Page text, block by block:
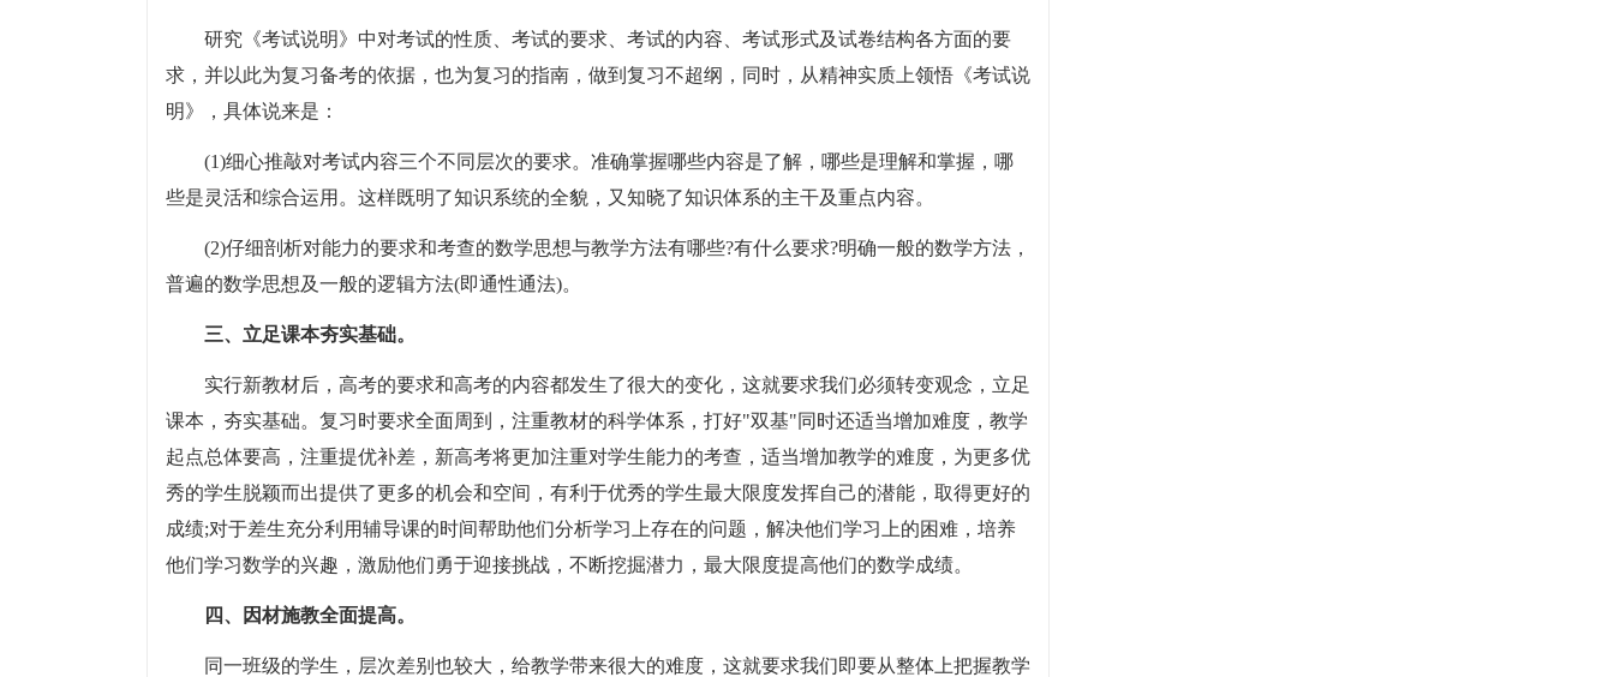
研究《考试说明》中对考试的性质、考试的要求、考试的内容、考试形式及试卷结构各方面的要
求，并以此为复习备考的依据，也为复习的指南，做到复习不超纲，同时，从精神实质上领悟《考试说
明》，具体说来是：
(1)细心推敲对考试内容三个不同层次的要求。准确掌握哪些内容是了解，哪些是理解和掌握，哪
些是灵活和综合运用。这样既明了知识系统的全貌，又知晓了知识体系的主干及重点内容。
(2)仔细剖析对能力的要求和考查的数学思想与教学方法有哪些?有什么要求?明确一般的数学方法，
普遍的数学思想及一般的逻辑方法(即通性通法)。
三、立足课本夯实基础。
实行新教材后，高考的要求和高考的内容都发生了很大的变化，这就要求我们必须转变观念，立足
课本，夯实基础。复习时要求全面周到，注重教材的科学体系，打好"双基"同时还适当增加难度，教学
起点总体要高，注重提优补差，新高考将更加注重对学生能力的考查，适当增加教学的难度，为更多优
秀的学生脱颖而出提供了更多的机会和空间，有利于优秀的学生最大限度发挥自己的潜能，取得更好的
成绩;对于差生充分利用辅导课的时间帮助他们分析学习上存在的问题，解决他们学习上的困难，培养
他们学习数学的兴趣，激励他们勇于迎接挑战，不断挖掘潜力，最大限度提高他们的数学成绩。
四、因材施教全面提高。
同一班级的学生，层次差别也较大，给教学带来很大的难度，这就要求我们即要从整体上把握教学